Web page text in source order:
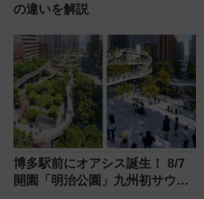
の違いを解説
博多駅前にオアシス誕生！ 8/7
開園「明治公園」九州初サウナ